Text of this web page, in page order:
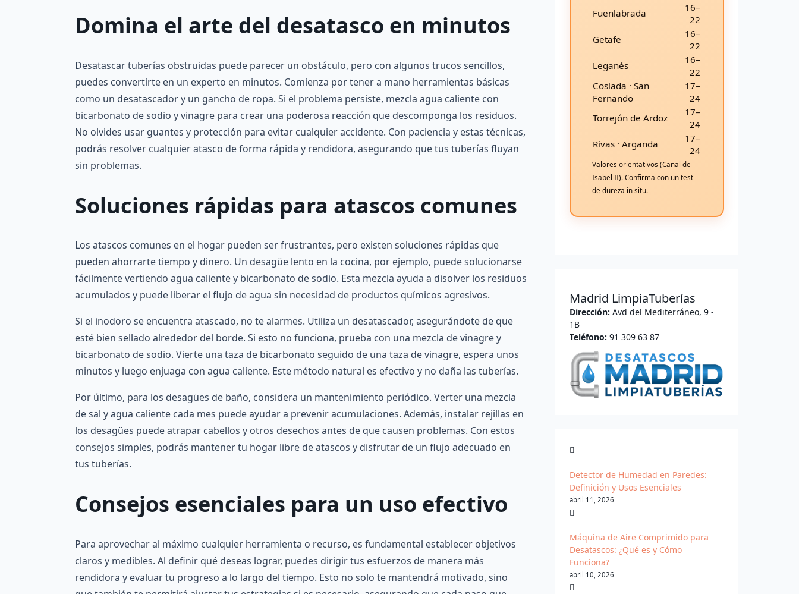
Domina el arte del desatasco en minutos
Desatascar tuberías obstruidas puede parecer un obstáculo, pero con algunos trucos sencillos,
puedes convertirte en un experto en minutos. Comienza por tener a mano herramientas básicas
como un desatascador y un gancho de ropa. Si el problema persiste, mezcla agua caliente con
bicarbonato de sodio y vinagre para crear una poderosa reacción que descomponga los residuos.
No olvides usar guantes y protección para evitar cualquier accidente. Con paciencia y estas técnicas,
podrás resolver cualquier atasco de forma rápida y rendidora, asegurando que tus tuberías fluyan
sin problemas.
Soluciones rápidas para atascos comunes
Los atascos comunes en el hogar pueden ser frustrantes, pero existen soluciones rápidas que
pueden ahorrarte tiempo y dinero. Un desagüe lento en la cocina, por ejemplo, puede solucionarse
fácilmente vertiendo agua caliente y bicarbonato de sodio. Esta mezcla ayuda a disolver los residuos
acumulados y puede liberar el flujo de agua sin necesidad de productos químicos agresivos.
Si el inodoro se encuentra atascado, no te alarmes. Utiliza un desatascador, asegurándote de que
esté bien sellado alrededor del borde. Si esto no funciona, prueba con una mezcla de vinagre y
bicarbonato de sodio. Vierte una taza de bicarbonato seguido de una taza de vinagre, espera unos
minutos y luego enjuaga con agua caliente. Este método natural es efectivo y no daña las tuberías.
Por último, para los desagües de baño, considera un mantenimiento periódico. Verter una mezcla
de sal y agua caliente cada mes puede ayudar a prevenir acumulaciones. Además, instalar rejillas en
los desagües puede atrapar cabellos y otros desechos antes de que causen problemas. Con estos
consejos simples, podrás mantener tu hogar libre de atascos y disfrutar de un flujo adecuado en
tus tuberías.
Consejos esenciales para un uso efectivo
Para aprovechar al máximo cualquier herramienta o recurso, es fundamental establecer objetivos
claros y medibles. Al definir qué deseas lograr, puedes dirigir tus esfuerzos de manera más
rendidora y evaluar tu progreso a lo largo del tiempo. Esto no solo te mantendrá motivado, sino
Fuenlabrada
16–
22
Getafe
16–
22
Leganés
16–
22
Coslada · San
Fernando
17–
24
Torrejón de Ardoz
17–
24
Rivas · Arganda
17–
24
Valores orientativos (Canal de
Isabel II). Confirma con un test
de dureza in situ.
Madrid LimpiaTuberías
Dirección: Avd del Mediterráneo, 9 -
1B
Teléfono: 91 309 63 87
Detector de Humedad en Paredes:
Definición y Usos Esenciales
abril 11, 2026
Máquina de Aire Comprimido para
Desatascos: ¿Qué es y Cómo
Funciona?
abril 10, 2026